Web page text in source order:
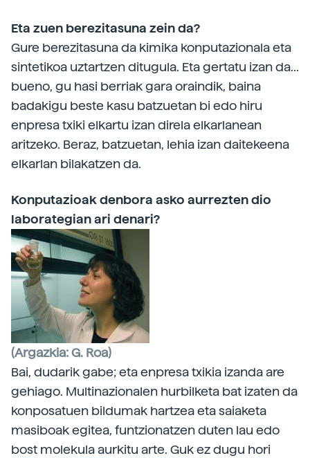
Eta zuen berezitasuna zein da?
Gure berezitasuna da kimika konputazionala eta
sintetikoa uztartzen ditugula. Eta gertatu izan da...
bueno, gu hasi berriak gara oraindik, baina
badakigu beste kasu batzuetan bi edo hiru
enpresa txiki elkartu izan direla elkarlanean
aritzeko. Beraz, batzuetan, lehia izan daitekeena
elkarlan bilakatzen da.
Konputazioak denbora asko aurrezten dio
laborategian ari denari?
(Argazkia: G. Roa)
Bai, dudarik gabe; eta enpresa txikia izanda are
gehiago. Multinazionalen hurbilketa bat izaten da
konposatuen bildumak hartzea eta saiaketa
masiboak egitea, funtzionatzen duten lau edo
bost molekula aurkitu arte. Guk ez dugu hori